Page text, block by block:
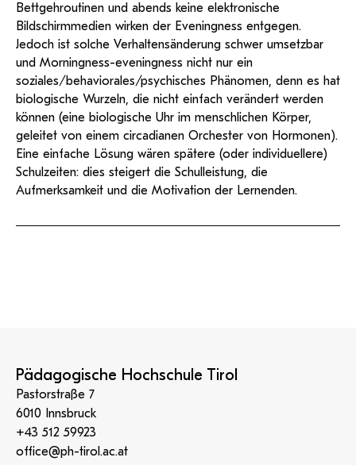
Bettgehroutinen und abends keine elektronische
Bildschirmmedien wirken der Eveningness entgegen.
Jedoch ist solche Verhaltensänderung schwer umsetzbar
und Morningness-eveningness nicht nur ein
soziales/behaviorales/psychisches Phänomen, denn es hat
biologische Wurzeln, die nicht einfach verändert werden
können (eine biologische Uhr im menschlichen Körper,
geleitet von einem circadianen Orchester von Hormonen).
Eine einfache Lösung wären spätere (oder individuellere)
Schulzeiten: dies steigert die Schulleistung, die
Aufmerksamkeit und die Motivation der Lernenden.
Pädagogische Hochschule Tirol
Pastorstraße 7
6010 Innsbruck
+43 512 59923
office@ph-tirol.ac.at